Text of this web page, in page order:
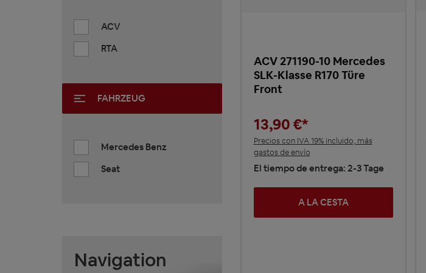
ACV
RTA
FAHRZEUG
Mercedes Benz
Seat
Navigation
ACV 271190-10 Mercedes
SLK-Klasse R170 Türe
Front
13,90 €*
Precios con IVA 19% incluido, más
gastos de envío
El tiempo de entrega: 2-3 Tage
A LA CESTA